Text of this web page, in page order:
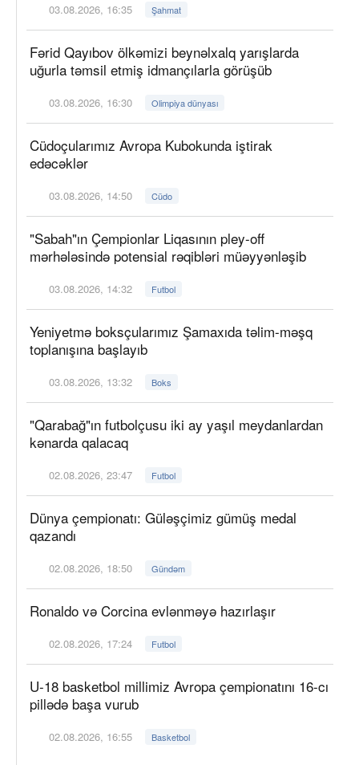
03.08.2026, 16:35 Şahmat
Fərid Qayıbov ölkəmizi beynəlxalq yarışlarda
uğurla təmsil etmiş idmançılarla görüşüb
03.08.2026, 16:30 Olimpiya dünyası
Cüdoçularımız Avropa Kubokunda iştirak
edəcəklər
03.08.2026, 14:50 Cüdo
"Sabah"ın Çempionlar Liqasının pley-off
mərhələsində potensial rəqibləri müəyyənləşib
03.08.2026, 14:32 Futbol
Yeniyetmə boksçularımız Şamaxıda təlim-məşq
toplanışına başlayıb
03.08.2026, 13:32 Boks
"Qarabağ"ın futbolçusu iki ay yaşıl meydanlardan
kənarda qalacaq
02.08.2026, 23:47 Futbol
Dünya çempionatı: Güləşçimiz gümüş medal
qazandı
02.08.2026, 18:50 Gündəm
Ronaldo və Corcina evlənməyə hazırlaşır
02.08.2026, 17:24 Futbol
U-18 basketbol millimiz Avropa çempionatını 16-cı
pillədə başa vurub
02.08.2026, 16:55 Basketbol